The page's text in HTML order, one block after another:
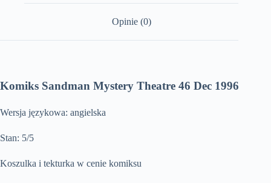
Opinie (0)
Komiks Sandman Mystery Theatre 46 Dec 1996
Wersja językowa: angielska
Stan: 5/5
Koszulka i tekturka w cenie komiksu